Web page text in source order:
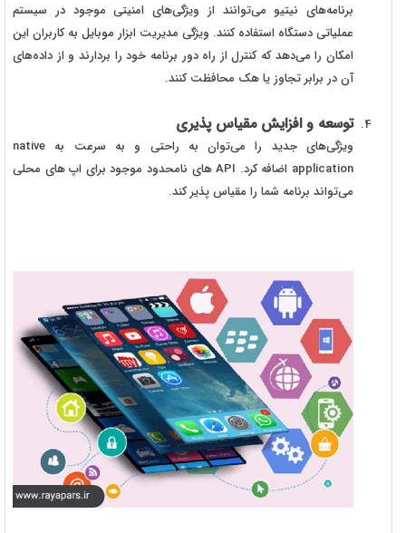
برنامه‌های نیتیو می‌توانند از ویژگی‌های امنیتی موجود در سیستم
عملیاتی دستگاه استفاده کنند. ویژگی مدیریت ابزار موبایل به کاربران این
امکان را می‌دهد که کنترل از راه دور برنامه خود را بردارند و از داده‌های
آن در برابر تجاوز یا هک محافظت کنند.
توسعه و افزایش مقیاس پذیری
ویژگی‌های جدید را می‌توان به راحتی و به سرعت به native
application اضافه کرد. API های نامحدود موجود برای اپ های محلی
می‌تواند برنامه شما را مقیاس پذیر کند.